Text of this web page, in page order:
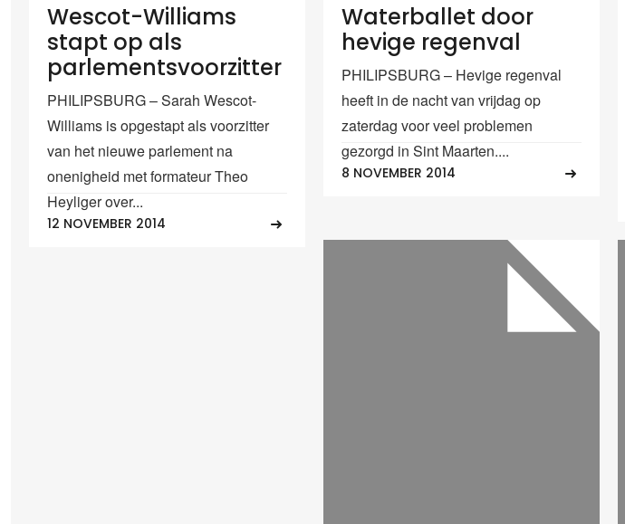
Wescot-Williams
stapt op als
parlementsvoorzitter
PHILIPSBURG – Sarah Wescot-
Williams is opgestapt als voorzitter
van het nieuwe parlement na
onenigheid met formateur Theo
Heyliger over...
12 NOVEMBER 2014
Waterballet door
hevige regenval
PHILIPSBURG – Hevige regenval
heeft in de nacht van vrijdag op
zaterdag voor veel problemen
gezorgd in Sint Maarten....
8 NOVEMBER 2014